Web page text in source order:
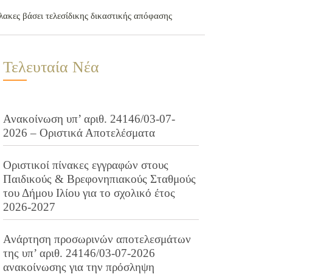
βάσει τελεσίδικης δικαστικής απόφασης
Τελευταία Νέα
Ανακοίνωση υπ’ αριθ. 24146/03-07-
2026 – Οριστικά Αποτελέσματα
Οριστικοί πίνακες εγγραφών στους
Παιδικούς & Βρεφονηπιακούς Σταθμούς
του Δήμου Ιλίου για το σχολικό έτος
2026-2027
Ανάρτηση προσωρινών αποτελεσμάτων
της υπ’ αριθ. 24146/03-07-2026
ανακοίνωσης για την πρόσληψη